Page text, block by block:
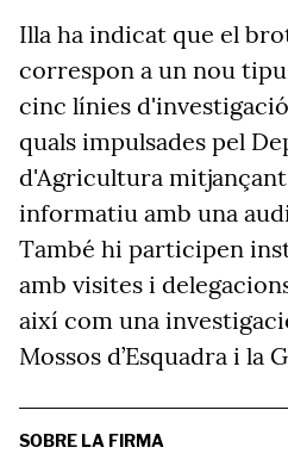
Illa ha indicat que el
correspon a un nou
cinc línies
quals impulsades pel
d'Agricultura
informatiu amb una
També hi participen
amb visites i
així com una
Mossos d’Esquadra i la
SOBRE LA FIRMA